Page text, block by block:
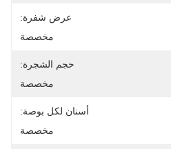
عرض شفرة:
مخصصة
حجم الشجرة:
مخصصة
أسنان لكل بوصة:
مخصصة